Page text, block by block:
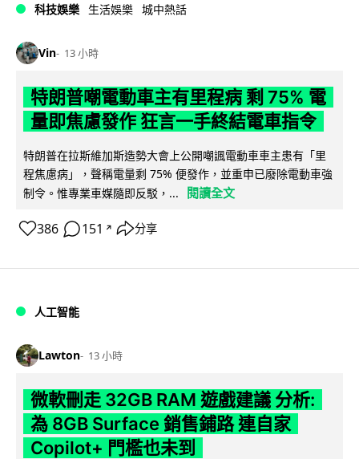
科技娛樂 生活娛樂 城中熱話
Vin 13 小時
特朗普嘲電動車主有里程病 剩 75% 電
量即焦慮發作 狂言一手終結電車指令
特朗普在拉斯維加斯造勢大會上公開嘲諷電動車車主患有「里
程焦慮病」，聲稱電量剩 75% 便發作，並重申已廢除電動車強
制令。惟專業車媒隨即反駁，...
閱讀全文
386 151 ↗ 分享
人工智能
Lawton 13 小時
微軟刪走 32GB RAM 遊戲建議 分析:
為 8GB Surface 銷售鋪路 連自家
Copilot+ 門檻也未到